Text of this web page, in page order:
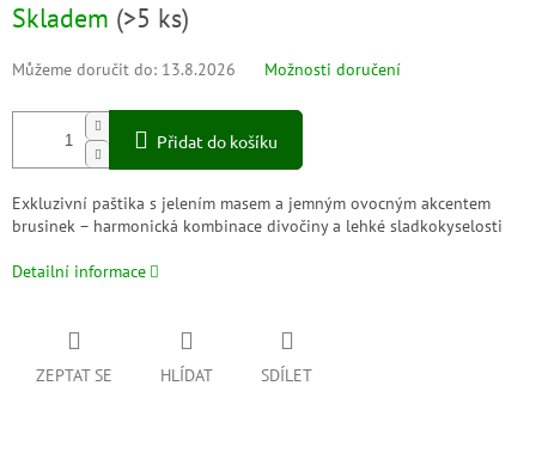
Skladem (>5 ks)
Můžeme doručit do: 13.8.2026 Možnosti doručení
Přidat do košíku
Exkluzivní paštika s jelením masem a jemným ovocným akcentem
brusinek – harmonická kombinace divočiny a lehké sladkokyselosti
Detailní informace
ZEPTAT SE HLÍDAT SDÍLET